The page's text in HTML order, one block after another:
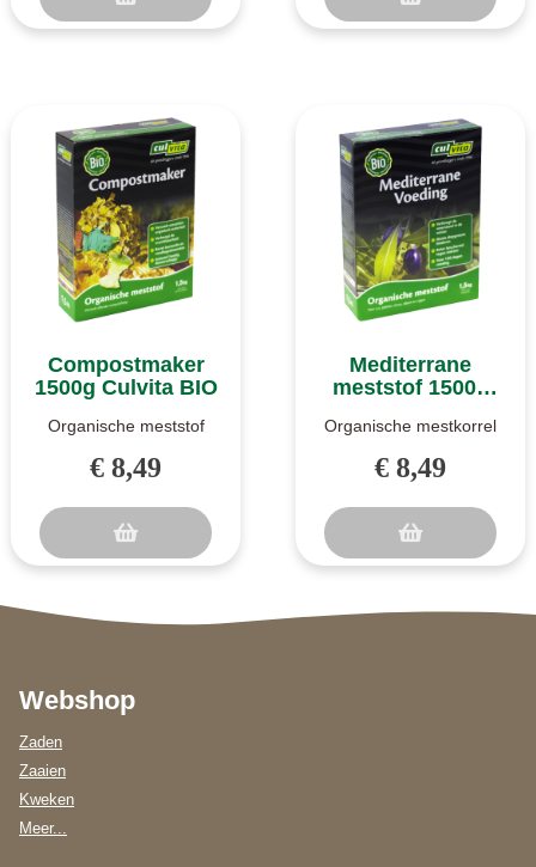
Compostmaker
1500g Culvita BIO
Organische meststof
Compostmaker van
organische..
€ 8,49
Mediterrane
meststof 1500g
Organische mestkorrel
Mediterrane meststof
€ 8,49
Webshop
Zaden
Zaaien
Kweken
Meer...